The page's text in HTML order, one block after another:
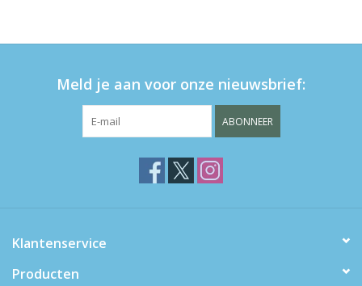
Meld je aan voor onze nieuwsbrief:
ABONNEER
Klantenservice
Producten